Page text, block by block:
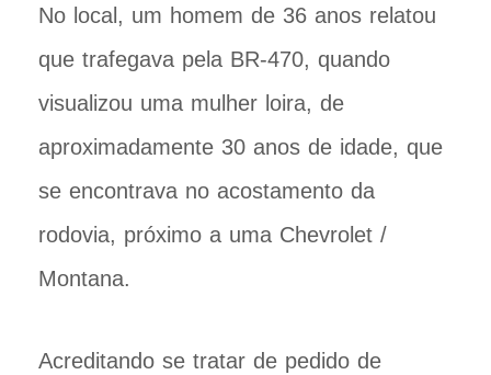
No local, um homem de 36 anos relatou
que trafegava pela BR-470, quando
visualizou uma mulher loira, de
aproximadamente 30 anos de idade, que
se encontrava no acostamento da
rodovia, próximo a uma Chevrolet /
Montana.
Acreditando se tratar de pedido de